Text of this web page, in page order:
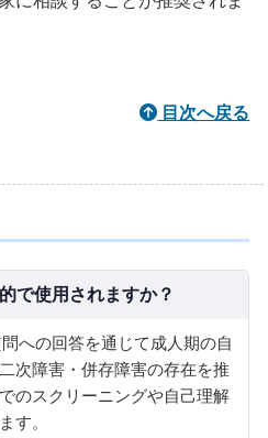
目次へ戻る
で使用されますか？
への回答を通じて成人期の自
次障害・併存障害の存在を推
のスクリーニングや自己理解
す。